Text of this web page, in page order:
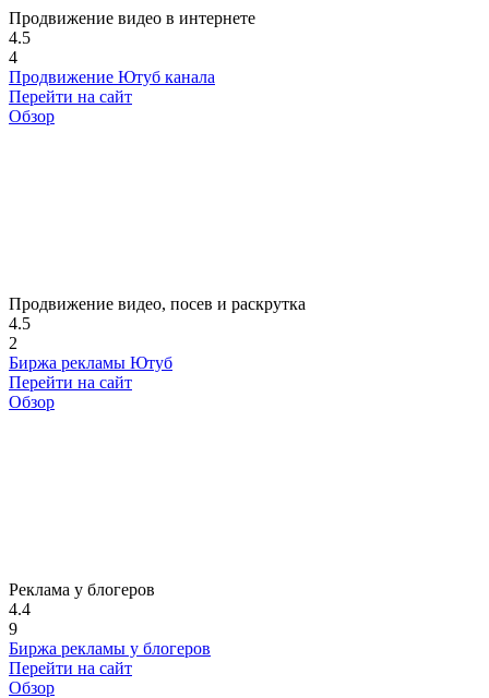
Продвижение видео в интернете
4.5
4
Продвижение Ютуб канала
Перейти на сайт
Обзор
Продвижение видео, посев и раскрутка
4.5
2
Биржа рекламы Ютуб
Перейти на сайт
Обзор
Реклама у блогеров
4.4
9
Биржа рекламы у блогеров
Перейти на сайт
Обзор